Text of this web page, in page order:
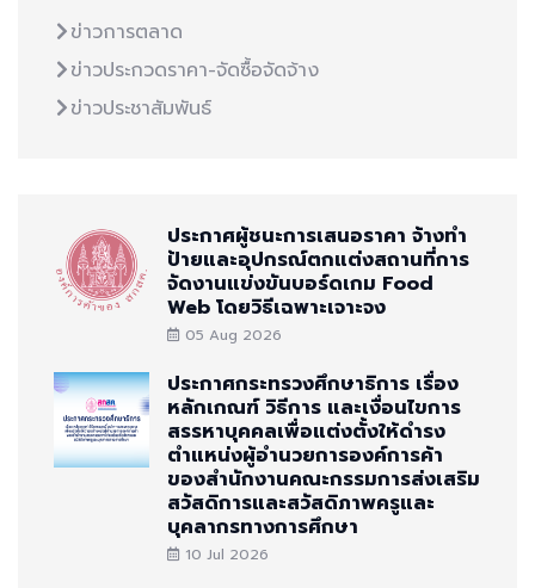
ข่าวการตลาด
ข่าวประกวดราคา-จัดซื้อจัดจ้าง
ข่าวประชาสัมพันธ์
ประกาศผู้ชนะการเสนอราคา จ้างทำ
ป้ายและอุปกรณ์ตกแต่งสถานที่การ
จัดงานแข่งขันบอร์ดเกม Food
Web โดยวิธีเฉพาะเจาะจง
05 Aug 2026
ประกาศกระทรวงศึกษาธิการ เรื่อง
หลักเกณฑ์ วิธีการ และเงื่อนไขการ
สรรหาบุคคลเพื่อแต่งตั้งให้ดำรง
ตำแหน่งผู้อำนวยการองค์การค้า
ของสำนักงานคณะกรรมการส่งเสริม
สวัสดิการและสวัสดิภาพครูและ
บุคลากรทางการศึกษา
10 Jul 2026